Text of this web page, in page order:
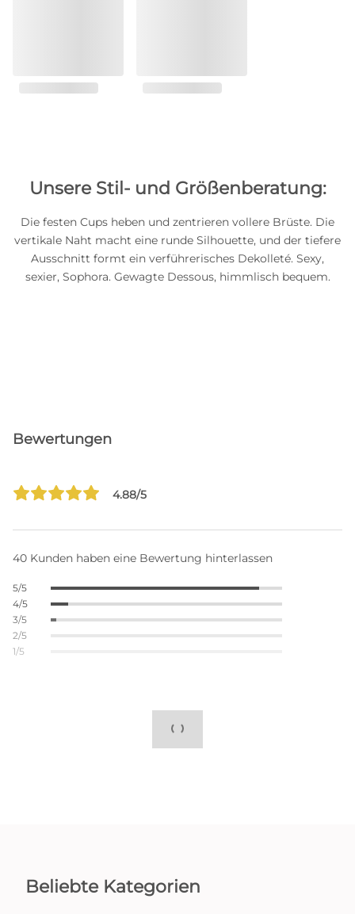
Unsere Stil- und Größenberatung:
Die festen Cups heben und zentrieren vollere Brüste. Die
vertikale Naht macht eine runde Silhouette, und der tiefere
Ausschnitt formt ein verführerisches Dekolleté. Sexy,
sexier, Sophora. Gewagte Dessous, himmlisch bequem.
Bewertungen
4.88/5
40 Kunden haben eine Bewertung hinterlassen
5/5
4/5
3/5
2/5
1/5
Beliebte Kategorien